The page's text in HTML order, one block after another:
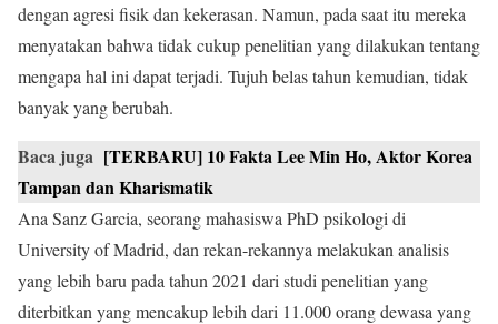
dengan agresi fisik dan kekerasan. Namun, pada saat itu mereka
menyatakan bahwa tidak cukup penelitian yang dilakukan tentang
mengapa hal ini dapat terjadi. Tujuh belas tahun kemudian, tidak
banyak yang berubah.
Baca juga [TERBARU] 10 Fakta Lee Min Ho, Aktor Korea
Tampan dan Kharismatik
Ana Sanz Garcia, seorang mahasiswa PhD psikologi di
University of Madrid, dan rekan-rekannya melakukan analisis
yang lebih baru pada tahun 2021 dari studi penelitian yang
diterbitkan yang mencakup lebih dari 11.000 orang dewasa yang